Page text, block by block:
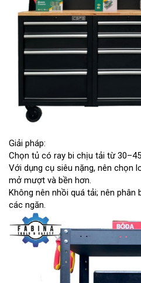
Giải pháp:
Chọn tủ có ray bi chịu tải từ
Với dụng cụ siêu nặng, nên chọn
mở mượt và bền hơn.
Không nên nhồi quá tải; nên
các ngăn.